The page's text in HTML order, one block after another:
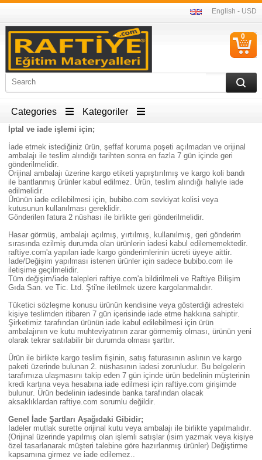
English - USD
0
Categories Kategoriler
İptal ve iade işlemi için;
İade etmek istediğiniz ürün, şeffaf koruma poşeti açılmadan ve orijinal
ambalajı ile teslim alındığı tarihten sonra en fazla 7 gün içinde geri
gönderilmelidir.
Orijinal ambalajı üzerine kargo etiketi yapıştırılmış ve kargo koli bandı
ile bantlanmış ürünler kabul edilmez. Ürün, teslim alındığı haliyle iade
edilmelidir.
Ürünün iade edilebilmesi için, bubibo.com sevkiyat kolisi veya
kutusunun kullanılması gereklidir.
Gönderilen fatura 2 nüshası ile birlikte geri gönderilmelidir.
Hasar görmüş, ambalajı açılmış, yırtılmış, kullanılmış, geri gönderim
sırasında ezilmiş durumda olan ürünlerin iadesi kabul edilememektedir.
raftiye.com'a yapılan iade kargo gönderimlerinin ücreti üyeye aittir.
İade/Değişim yapılması istenen ürünler için sadece bubibo.com ile
iletişime geçilmelidir.
Tüm değişim/iade talepleri raftiye.com'a bildirilmeli ve Raftiye Bilişim
Gıda San. ve Tic. Ltd. Şti'ne iletilmek üzere kargolanmalıdır.
Tüketici sözleşme konusu ürünün kendisine veya gösterdiği adresteki
kişiye teslimden itibaren 7 gün içerisinde iade etme hakkına sahiptir.
Şirketimiz tarafından ürünün iade kabul edilebilmesi için ürün
ambalajının ve kutu muhteviyatının zarar görmemiş olması, ürünün yeni
olarak tekrar satılabilir bir durumda olması şarttır.
Ürün ile birlikte kargo teslim fişinin, satış faturasının aslının ve kargo
paketi üzerinde bulunan 2. nüshasının iadesi zorunludur. Bu belgelerin
tarafımıza ulaşmasını takip eden 7 gün içinde ürün bedelinin müşterinin
kredi kartına veya hesabına iade edilmesi için raftiye.com girişimde
bulunur. Ürün bedelinin iadesinde banka tarafından olacak
aksaklıklardan raftiye.com sorumlu değildir.
Genel İade Şartları Aşağıdaki Gibidir;
İadeler mutlak surette orijinal kutu veya ambalajı ile birlikte yapılmalıdır.
(Orijinal üzerinde yapılmış olan işlemli satışlar (isim yazmak veya kişiye
özel tasarlanarak müşteri talebine göre hazırlanmış ürünler) Değiştirme
kapsamına girmez ve iade edilemez..